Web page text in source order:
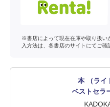
※書店によって現在在庫や取り扱い
入方法は、各書店のサイトにてご確
本 （ライ
ベストセラ